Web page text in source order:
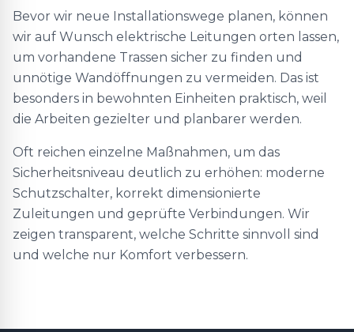
Bevor wir neue Installationswege planen, können
wir auf Wunsch elektrische Leitungen orten lassen,
um vorhandene Trassen sicher zu finden und
unnötige Wandöffnungen zu vermeiden. Das ist
besonders in bewohnten Einheiten praktisch, weil
die Arbeiten gezielter und planbarer werden.
Oft reichen einzelne Maßnahmen, um das
Sicherheitsniveau deutlich zu erhöhen: moderne
Schutzschalter, korrekt dimensionierte
Zuleitungen und geprüfte Verbindungen. Wir
zeigen transparent, welche Schritte sinnvoll sind
und welche nur Komfort verbessern.